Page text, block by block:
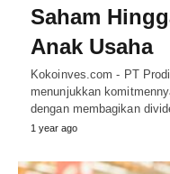
Saham
Anak Usaha
Kokoinves.com - PT
menunjukkan
dengan membagikan
1 year ago